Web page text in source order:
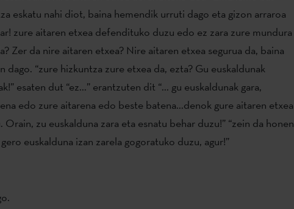
eskatu nahi diot, baina hemendik urruti dago eta gizon arraroa
zure aitaren etxea defendituko duzu edo ez zara zure mundura
Zer da nire aitaren etxea? Nire aitaren etxea segurua da, baina
dago. “zure hizkuntza zure etxea da, ezta? Gu euskaldunak
esaten dut “ez...” erantzuten dit “... gu euskaldunak gara,
edo zure aitarena edo beste batena...denok gure aitaren etxea
zu euskalduna zara eta esnatu behar duzu!” “zein da honen
gero euskalduna izan zarela gogoratuko duzu, agur!”